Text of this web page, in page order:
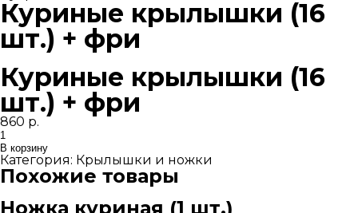
Куриные крылышки (16
шт.) + фри
Куриные крылышки (16
шт.) + фри
860 р.
Количество
товара
Куриные
крылышки
(16
шт.)
В корзину
Категория: Крылышки и ножки
Похожие товары
Ножка куриная (1 шт.)